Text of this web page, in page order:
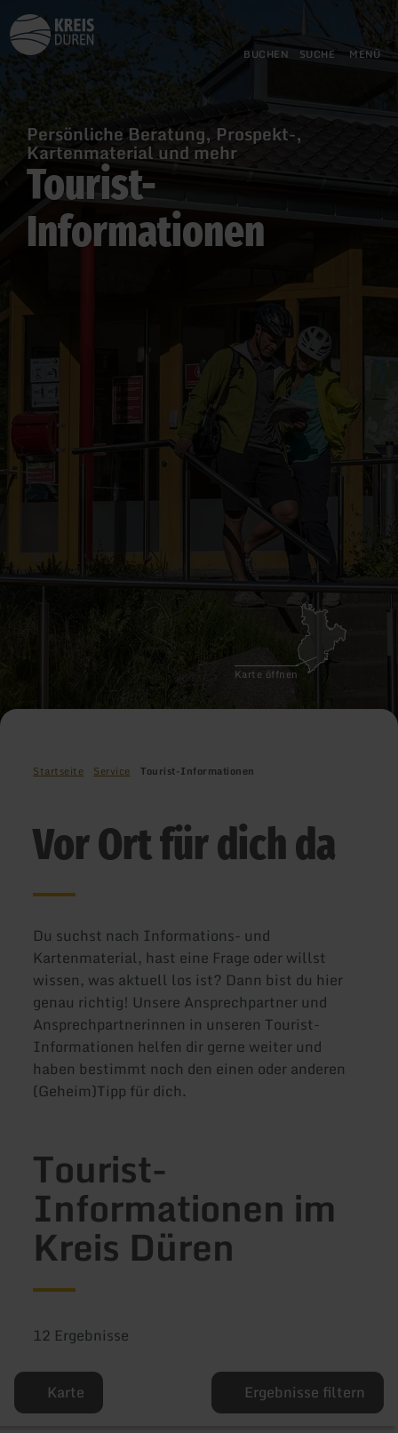
Zum Hauptinhalt springen
Zur Suche springen
Zur Hauptnavigation
Zum Footer springen
Zurück
zur
Startseite
BUCHEN SUCHE MENÜ
Karte öffnen
Persönliche Beratung, Prospekt-,
Kartenmaterial und mehr
Tourist-
Informationen
Startseite Service Tourist-Informationen
Vor Ort für dich da
Du suchst nach Informations- und
Kartenmaterial, hast eine Frage oder willst
wissen, was aktuell los ist? Dann bist du hier
genau richtig! Unsere Ansprechpartner und
Ansprechpartnerinnen in unseren Tourist-
Informationen helfen dir gerne weiter und
haben bestimmt noch den einen oder anderen
(Geheim)Tipp für dich.
Tourist-
Informationen im
Kreis Düren
12 Ergebnisse
Karte Ergebnisse filtern